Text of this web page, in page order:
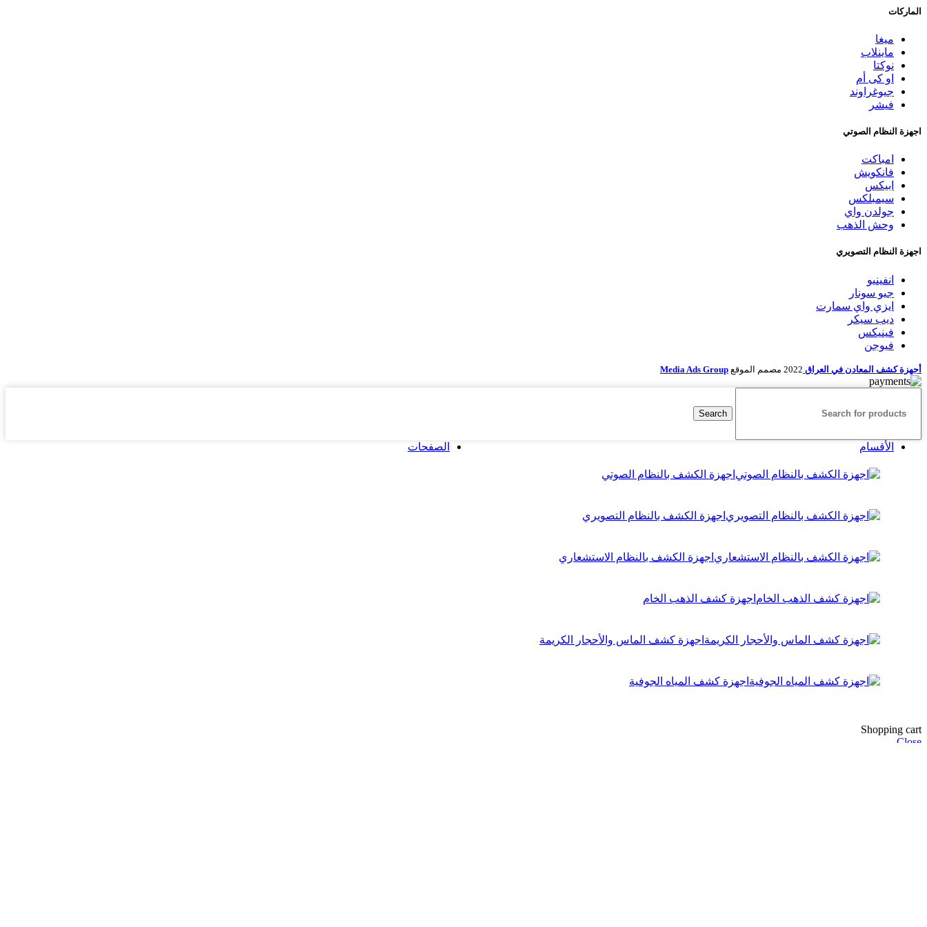
الماركات
ميغا
ماينلاب
نوكتا
او كى أم
جيوغراوند
فيشر
اجهزة النظام الصوتي
امباكت
فانكويش
ابيكس
سيمبلكس
جولدن واي
وحش الذهب
اجهزة النظام التصويري
انفينيو
جيو سونار
ايزي واي سمارت
ديب سيكر
فينيكس
فيوجن
أجهزة كشف المعادن في العراق 2022 مصمم الموقع Media Ads Group
Search
الصفحات الأقسام
اجهزة الكشف بالنظام الصوتي
اجهزة الكشف بالنظام التصويري
اجهزة الكشف بالنظام الاستشعاري
اجهزة كشف الذهب الخام
اجهزة كشف الماس والأحجار الكريمة
اجهزة كشف المياه الجوفية
Shopping cart
Close